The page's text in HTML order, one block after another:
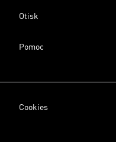
Otisk
Pomoc
Cookies